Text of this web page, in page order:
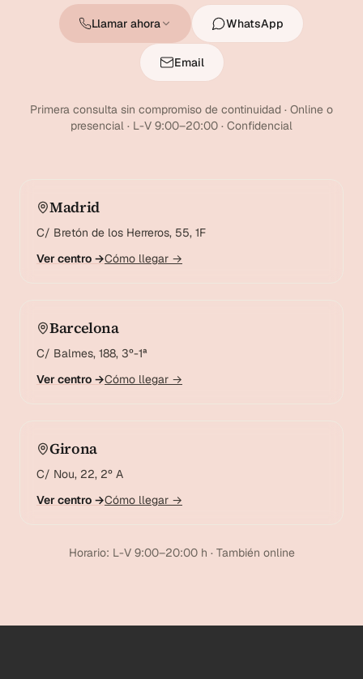
Llamar ahora WhatsApp
Email
Primera consulta sin compromiso de continuidad · Online o
presencial · L-V 9:00–20:00 · Confidencial
Madrid
C/ Bretón de los Herreros, 55, 1F
Ver centro →Cómo llegar →
Barcelona
C/ Balmes, 188, 3º-1ª
Ver centro →Cómo llegar →
Girona
C/ Nou, 22, 2º A
Ver centro →Cómo llegar →
Horario: L-V 9:00–20:00 h · También online